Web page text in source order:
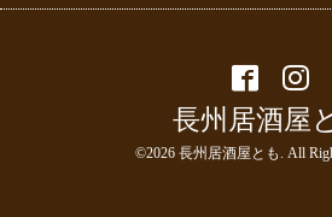
長州居酒屋
©2026 長州居酒屋とも . All